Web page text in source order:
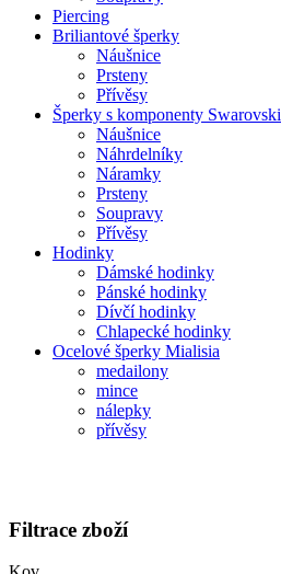
Piercing
Briliantové šperky
Náušnice
Prsteny
Přívěsy
Šperky s komponenty Swarovski
Náušnice
Náhrdelníky
Náramky
Prsteny
Soupravy
Přívěsy
Hodinky
Dámské hodinky
Pánské hodinky
Dívčí hodinky
Chlapecké hodinky
Ocelové šperky Mialisia
medailony
mince
nálepky
přívěsy
Filtrace zboží